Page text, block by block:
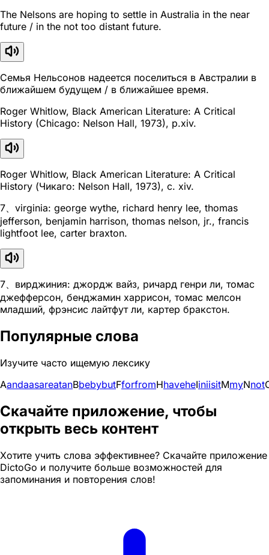
The Nelsons are hoping to settle in Australia in the near
future / in the not too distant future.
Семья Нельсонов надеется поселиться в Австралии в
ближайшем будущем / в ближайшее время.
Roger Whitlow, Black American Literature: A Critical
History (Chicago: Nelson Hall, 1973), p.xiv.
Roger Whitlow, Black American Literature: A Critical
History (Чикаго: Nelson Hall, 1973), с. xiv.
7、virginia: george wythe, richard henry lee, thomas
jefferson, benjamin harrison, thomas nelson, jr., francis
lightfoot lee, carter braxton.
7、вирджиния: джордж вайз, ричард генри ли, томас
джефферсон, бенджамин харрисон, томас мелсон
младший, фрэнсис лайтфут ли, картер бракстон.
Популярные слова
Изучите часто ищемую лексику
AandaasareatanBbebybutFforfromHhaveheIiniisitMmyNnot
Скачайте приложение, чтобы
открыть весь контент
Хотите учить слова эффективнее? Скачайте приложение
DictoGo и получите больше возможностей для
запоминания и повторения слов!